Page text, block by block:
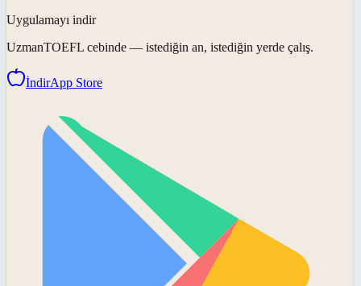
Uygulamayı indir
UzmanTOEFL cebinde — istediğin an, istediğin yerde çalış.
İndirApp Store